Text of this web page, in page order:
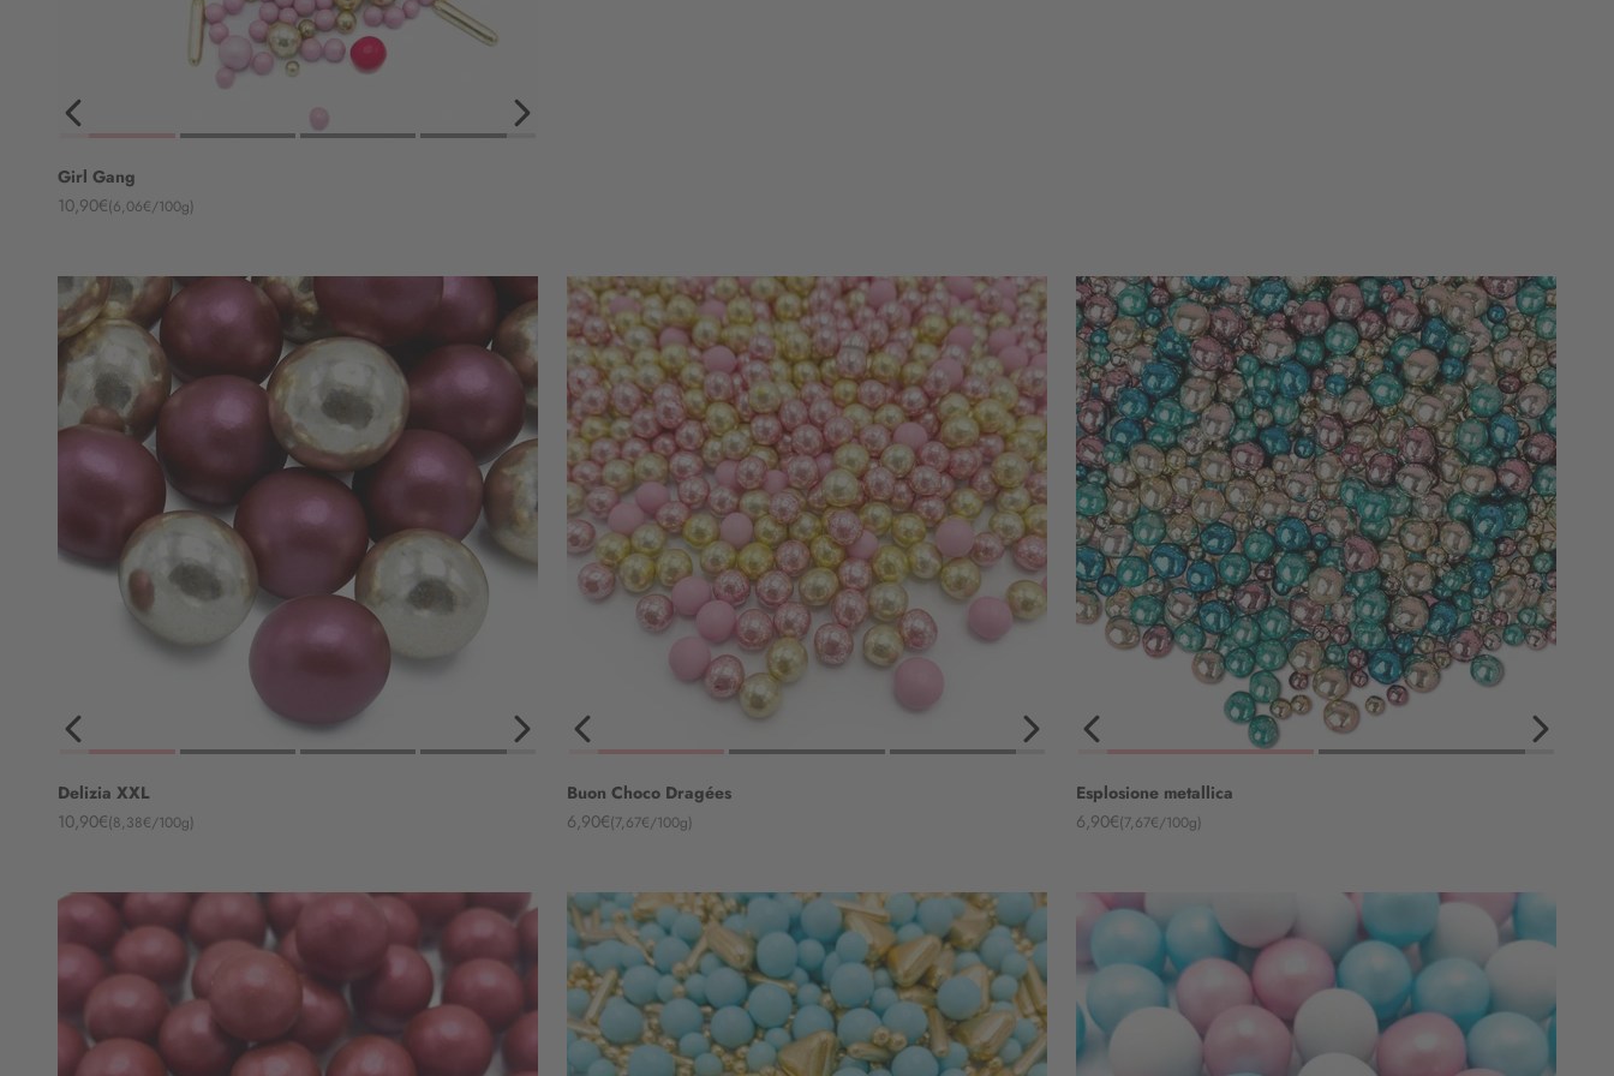
Girl Gang
Angebot
10,90€(6,06€/100g)
Delizia XXL
Angebot
10,90€(8,38€/100g)
Buon Choco Dragées
Angebot
6,90€(7,67€/100g)
Esplosione metallica
Angebot
6,90€(7,67€/100g)